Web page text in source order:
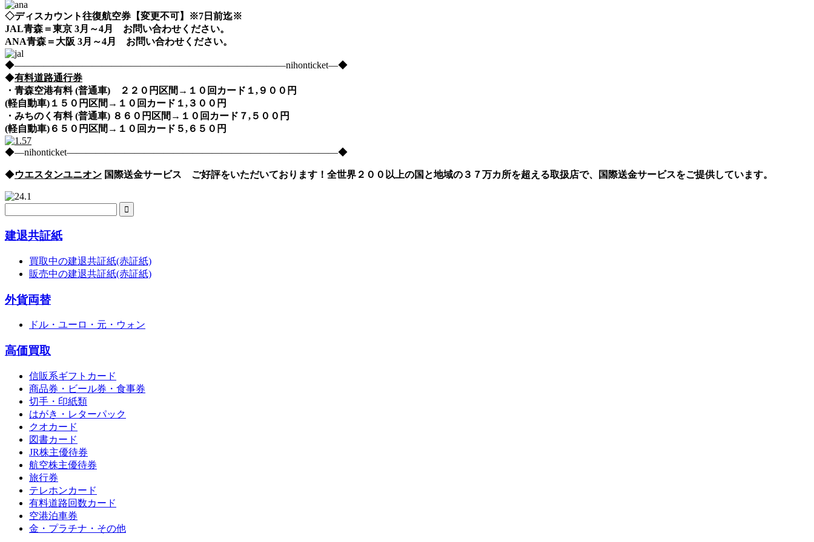
◇ディスカウント往復航空券【変更不可】※7日前迄※
JAL青森＝東京 3月～4月 お問い合わせください。
ANA青森＝大阪 3月～4月 お問い合わせください。
◆――――――――――――――――――――――――――――nihonticket―◆
◆有料道路通行券
・青森空港有料 (普通車) ２２０円区間→１０回カード１,９００円
(軽自動車)１５０円区間→１０回カード１,３００円
・みちのく有料 (普通車) ８６０円区間→１０回カード７,５００円
(軽自動車)６５０円区間→１０回カード５,６５０円
◆―nihonticket――――――――――――――――――――――――――――◆
◆ウエスタンユニオン 国際送金サービス ご好評をいただいております！全世界２００以上の国と地域の３７万カ所を超える取扱店で、国際送金サービスをご提供しています。
建退共証紙
買取中の建退共証紙(赤証紙)
販売中の建退共証紙(赤証紙)
外貨両替
ドル・ユーロ・元・ウォン
高価買取
信販系ギフトカード
商品券・ビール券・食事券
切手・印紙類
はがき・レターパック
クオカード
図書カード
JR株主優待券
航空株主優待券
旅行券
テレホンカード
有料道路回数カード
空港泊車券
金・プラチナ・その他